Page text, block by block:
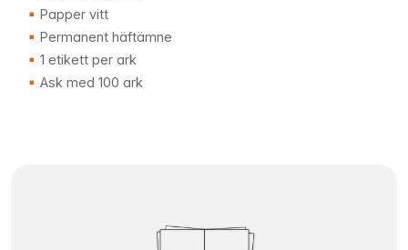
Papper vitt
Permanent häftämne
1 etikett per ark
Ask med 100 ark